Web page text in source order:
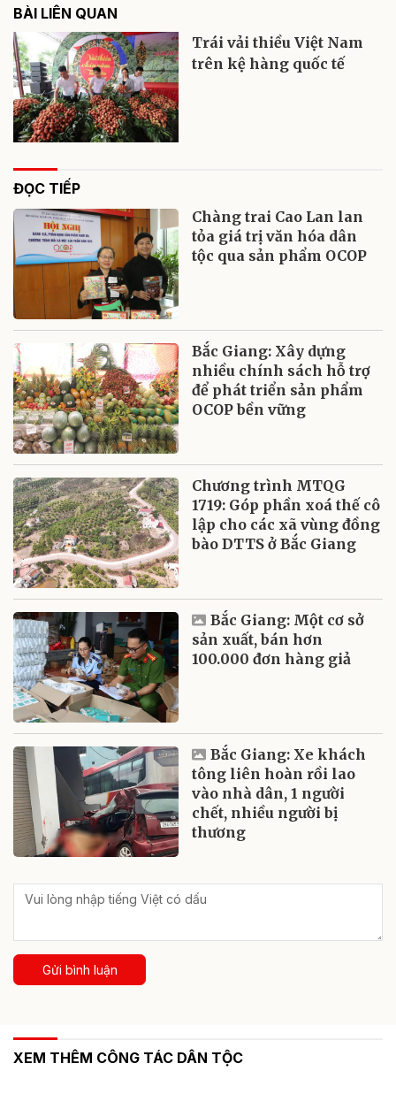
BÀI LIÊN QUAN
Trái vải thiều Việt Nam
trên kệ hàng quốc tế
ĐỌC TIẾP
Chàng trai Cao Lan lan
tỏa giá trị văn hóa dân
tộc qua sản phẩm OCOP
Bắc Giang: Xây dựng
nhiều chính sách hỗ trợ
để phát triển sản phẩm
OCOP bền vững
Chương trình MTQG
1719: Góp phần xoá thế cô
lập cho các xã vùng đồng
bào DTTS ở Bắc Giang
Bắc Giang: Một cơ sở
sản xuất, bán hơn
100.000 đơn hàng giả
Bắc Giang: Xe khách
tông liên hoàn rồi lao
vào nhà dân, 1 người
chết, nhiều người bị
thương
Gửi bình luận
XEM THÊM CÔNG TÁC DÂN TỘC